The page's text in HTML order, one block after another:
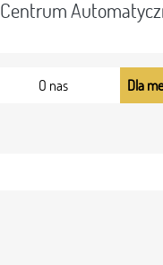
Centrum
O nas Dla